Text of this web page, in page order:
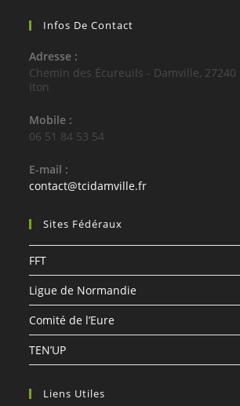
Infos De Contact
Adresse :
Chemin des Écureuils - Damville,
Iton
Mobile :
06 51 84 53 54
E-mail :
contact@tcidamville.frS’ouvre
Sites Fédéraux
FFT
Ligue de Normandie
Comité de l’Eure
TEN’UP
Liens Utiles